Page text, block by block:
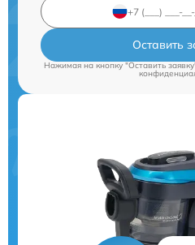
Оставить
Нажимая на кнопку "Оставить